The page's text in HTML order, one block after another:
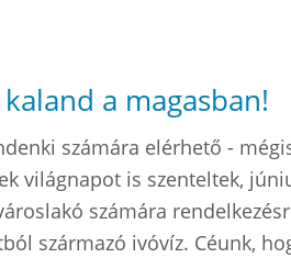
a magasban!
számára elérhető -
világnapot is szenteltek,
számára
származó ivóvíz. Céunk,